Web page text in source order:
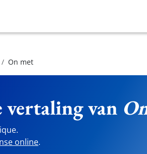
On met
vertaling van
online.